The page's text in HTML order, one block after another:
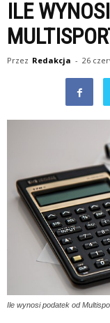
ILE
Przez Redakcja - 26
Ile wynosi podatek od